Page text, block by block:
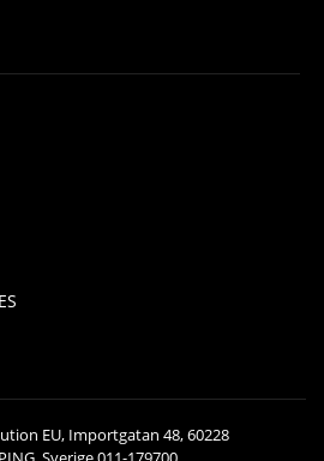
EU, Importgatan 48, 60228